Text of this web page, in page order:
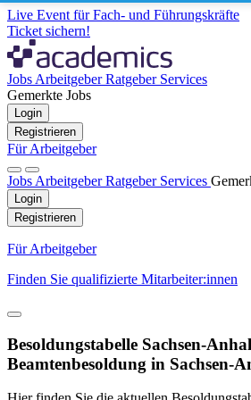
Live Event für Fach- und Führungskräfte
Ticket sichern!
Jobs ArbeitgeberRatgeber Services
Gemerkte Jobs
Login
Registrieren
Für Arbeitgeber
Jobs ArbeitgeberRatgeber Services
Login
Registrieren
Für Arbeitgeber
Finden Sie qualifizierte Mitarbeiter:innen
Besoldungstabelle Sachsen-
Beamtenbesoldung in Sachsen-